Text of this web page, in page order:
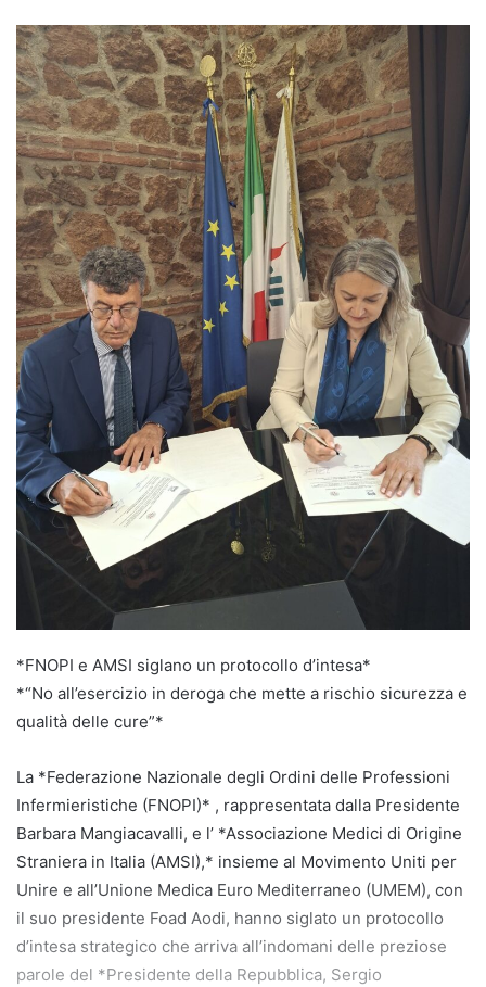
*FNOPI e AMSI siglano un protocollo d’intesa*
*“No all’esercizio in deroga che mette a rischio sicurezza e
qualità delle cure”*
La *Federazione Nazionale degli Ordini delle Professioni
Infermieristiche (FNOPI)* , rappresentata dalla Presidente
Barbara Mangiacavalli, e l’ *Associazione Medici di Origine
Straniera in Italia (AMSI),* insieme al Movimento Uniti per
Unire e all’Unione Medica Euro Mediterraneo (UMEM), con
il suo presidente Foad Aodi, hanno siglato un protocollo
d’intesa strategico che arriva all’indomani delle preziose
parole del *Presidente della Repubblica, Sergio